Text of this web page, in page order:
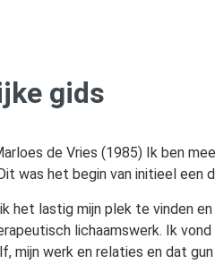
gids
de Vries (1985) Ik ben
was het begin van initieel
het lastig mijn plek te vinden
lichaamswerk. Ik
mijn werk en relaties en dat